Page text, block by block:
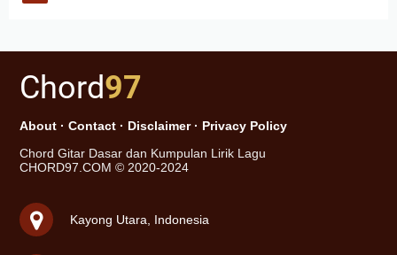
Chord97
About · Contact · Disclaimer· Privacy Policy
Chord Gitar Dasar dan Kumpulan Lirik Lagu
CHORD97.COM © 2020-2024
Kayong Utara, Indonesia